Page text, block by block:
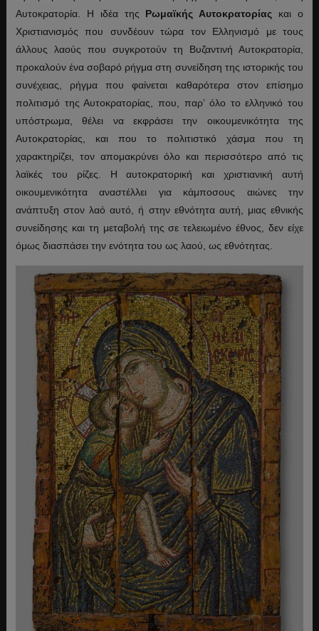
Αυτοκρατορία. Η ιδέα της Ρωμαϊκής Αυτοκρατορίας και ο
Χριστιανισμός που συνδέουν τώρα τον Ελληνισμό με τους
άλλους λαούς που συγκροτούν τη Βυζαντινή Αυτοκρατορία,
προκαλούν ένα σοβαρό ρήγμα στη συνείδηση της ιστορικής του
συνέχειας, ρήγμα που φαίνεται καθαρότερα στον επίσημο
πολιτισμό της Αυτοκρατορίας, που, παρ’ όλο το ελληνικό του
υπόστρωμα, θέλει να εκφράσει την οικουμενικότητα της
Αυτοκρατορίας, και που το πολιτιστικό χάσμα που τη
χαρακτηρίζει, τον απομακρύνει όλο και περισσότερο από τις
λαϊκές του ρίζες. Η αυτοκρατορική και χριστιανική αυτή
οικουμενικότητα αναστέλλει για κάμποσους αιώνες την
ανάπτυξη στον λαό αυτό, ή στην εθνότητα αυτή, μιας εθνικής
συνείδησης και τη μεταβολή της σε τελειωμένο έθνος, δεν είχε
όμως διασπάσει την ενότητα του ως λαού, ως εθνότητας.